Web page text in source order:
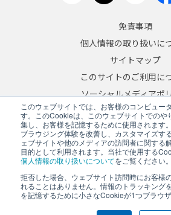
このウェブサイトでは、お客様のコンピュー
す。このCookieは、このウェブサイトでのや
集し、お客様を記憶するために使用されます
ブラウジング体験を改善し、カスタマイズす
ェブサイトや他のメディアの訪問者に関する
目的として利用されます。当社で使用する
個人情報の取り扱いについてをご覧ください。
拒否した場合、ウェブサイト訪問時にお客様
れることはありません。情報のトラッキング
を記憶するために小さなCookieが1つブラウザ
免責事項
個人情報の取り扱いに
サイトマップ
このサイトのご利用に
ソーシャルメディアポ
反社会的勢力への対応
JA/EN
Copyright © 2026 A&D